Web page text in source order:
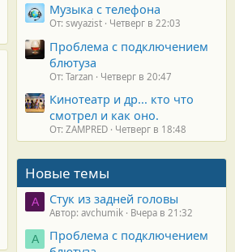
Музыка с телефона
От: swyazist Четверг в 22:03
Проблема с подключением
блютуза
От: Tarzan Четверг в 20:47
Кинотеатр и др... кто что
смотрел и как оно.
От: ZAMPRED Четверг в 18:48
Новые темы
A Стук из задней головы
Автор: avchumik Вчера в 21:32
А
Проблема с подключением